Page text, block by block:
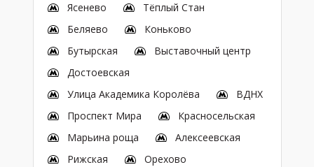
Ясенево
Тёплый Стан
Беляево
Коньково
Бутырская
Выставочный центр
Достоевская
Улица Академика Королёва
ВДНХ
Проспект Мира
Красносельская
Марьина роща
Алексеевская
Рижская
Орехово